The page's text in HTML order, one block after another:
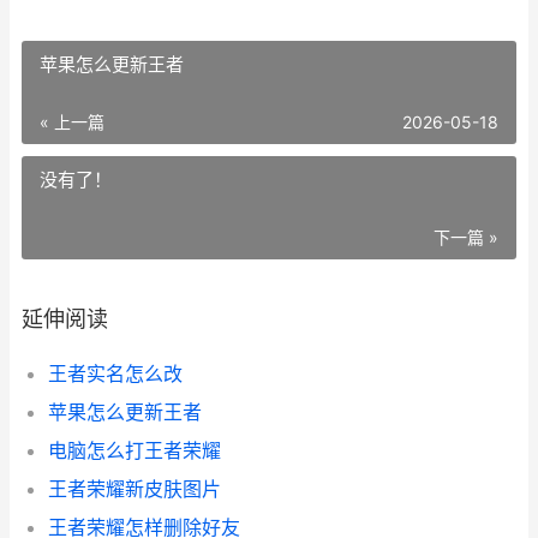
苹果怎么更新王者
« 上一篇 2026-05-18
没有了！
下一篇 »
延伸阅读
王者实名怎么改
苹果怎么更新王者
电脑怎么打王者荣耀
王者荣耀新皮肤图片
王者荣耀怎样删除好友